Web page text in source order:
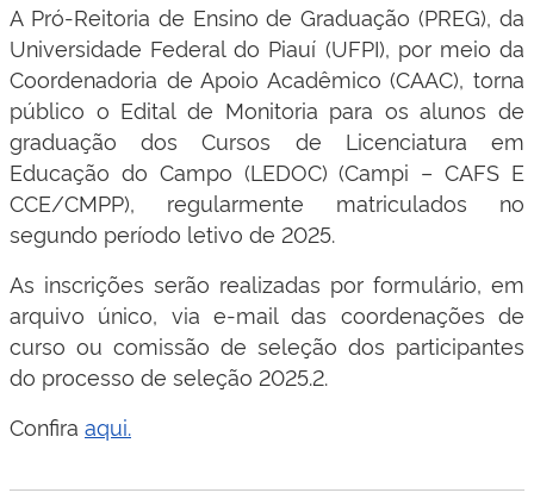
A Pró-Reitoria de Ensino de Graduação (PREG), da
Universidade Federal do Piauí (UFPI), por meio da
Coordenadoria de Apoio Acadêmico (CAAC), torna
público o Edital de Monitoria para os alunos de
graduação dos Cursos de Licenciatura em
Educação do Campo (LEDOC) (Campi – CAFS E
CCE/CMPP), regularmente matriculados no
segundo período letivo de 2025.
As inscrições serão realizadas por formulário, em
arquivo único, via e-mail das coordenações de
curso ou comissão de seleção dos participantes
do processo de seleção 2025.2.
Confira aqui.